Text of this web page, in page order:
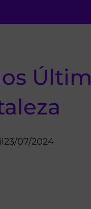
23/07/2024